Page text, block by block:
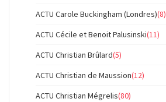
ACTU Carole Buckingham (Londres)(8)
ACTU Cécile et Benoit Palusinski(11)
ACTU Christian Brûlard(5)
ACTU Christian de Maussion(12)
ACTU Christian Mégrelis(80)